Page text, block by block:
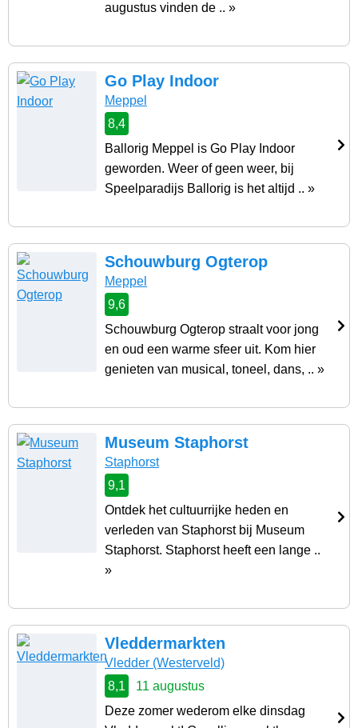
augustus vinden de .. »
Go Play Indoor
Meppel
8,4
Ballorig Meppel is Go Play Indoor
geworden. Weer of geen weer, bij
Speelparadijs Ballorig is het altijd .. »
Schouwburg Ogterop
Meppel
9,6
Schouwburg Ogterop straalt voor jong
en oud een warme sfeer uit. Kom hier
genieten van musical, toneel, dans, .. »
Museum Staphorst
Staphorst
9,1
Ontdek het cultuurrijke heden en
verleden van Staphorst bij Museum
Staphorst. Staphorst heeft een lange ..
»
Vleddermarkten
Vledder (Westerveld)
8,1
11 augustus
Deze zomer wederom elke dinsdag